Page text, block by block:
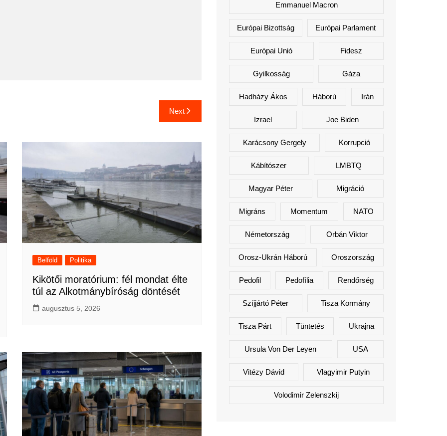
Next
Belföld Politika
Kikötői moratórium: fél mondat élte
túl az Alkotmánybíróság döntését
augusztus 5, 2026
Emmanuel Macron
Európai Bizottság Európai Parlament
Európai Unió Fidesz
Gyilkosság Gáza
Hadházy Ákos Háború Irán
Izrael Joe Biden
Karácsony Gergely Korrupció
Kábítószer LMBTQ
Magyar Péter Migráció
Migráns Momentum NATO
Németország Orbán Viktor
Orosz-Ukrán Háború Oroszország
Pedofil Pedofília Rendőrség
Szíjjártó Péter Tisza Kormány
Tisza Párt Tüntetés Ukrajna
Ursula Von Der Leyen USA
Vitézy Dávid Vlagyimir Putyin
Volodimir Zelenszkij